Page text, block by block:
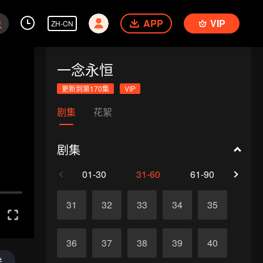
ZH-CN APP VIP
一念永恒
更新到第170集 VIP
剧集 花絮
剧集
01-30 31-60 61-90
31 32 33 34 35
36 37 38 39 40